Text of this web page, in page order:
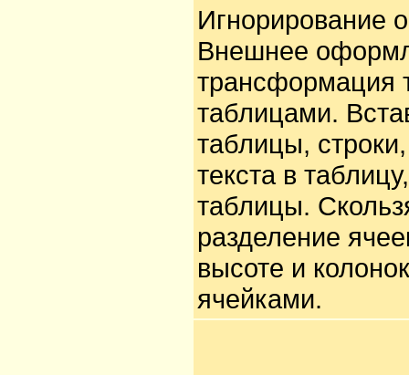
Игнорирование
Внешнее
трансформация
таблицами.
таблицы,
текста в
таблицы.
разделение
высоте и
ячейками.